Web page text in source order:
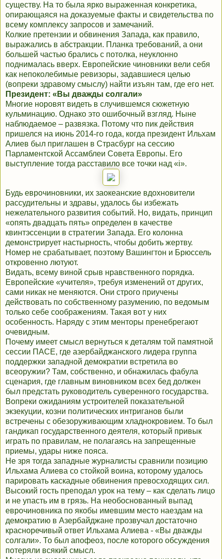
существу. На то была ярко выраженная конкретика,
опирающаяся на доказуемые факты и свидетельства по
всему комплексу запросов и замечаний.
Колкие претензии и обвинения Запада, как правило,
выражались в абстракции. Планка требований, а они
большей частью брались с потолка, неуклонно
поднималась вверх. Европейские чиновники вели себя
как непоколебимые ревизоры, задавшиеся целью
(вопреки здравому смыслу) найти изъян там, где его нет.
Президент: «Вы дважды солгали»
Многие норовят видеть в случившемся сюжетную
кульминацию. Однако это ошибочный взгляд. Ныне
наблюдаемое – развязка. Потому что пик действия
пришелся на июнь 2014-го года, когда президент Ильхам
Алиев был приглашен в Страсбург на сессию
Парламентской Ассамблеи Совета Европы. Его
выступление тогда расставило все точки над «i».
Будь еврочиновники, их заокеанские вдохновители
рассудительны и здравы, удалось бы избежать
нежелательного развития событий. Но, видать, принцип
«опять двадцать пять» определен в качестве
квинтэссенции в стратегии Запада. Его колонна
демонстрирует настырность, чтобы добить жертву.
Номер не срабатывает, поэтому Вашингтон и Брюссель
откровенно лютуют.
Видать, всему виной срыв нравственного порядка.
Европейские «учителя», требуя изменений от других,
сами никак не меняются. Они строго приучены
действовать по собственному разумению, по ведомым
только себе соображениям. Такая вот у них
особенность. Наряду с этим менторы пренебрегают
очевидным.
Почему имеет смысл вернуться к деталям той памятной
сессии ПАСЕ, где азербайджанского лидера группа
поддержки западной демократии встретила во
всеоружии? Там, собственно, и обнажилась фабула
сценария, где главным виновником всех бед должен
был предстать руководитель суверенного государства.
Вопреки ожиданиям устроителей показательной
экзекуции, козни политических интриганов были
встречены с обезоруживающим хладнокровием. То был
гандикап государственного деятеля, который привык
играть по правилам, не полагаясь на запрещенные
приемы, удары ниже пояса.
Не зря тогда западные журналисты сравнили позицию
Ильхама Алиева со стойкой воина, которому удалось
парировать каскадные обвинения превосходящих сил.
Высокий гость преподал урок на тему – как сделать лицо
и не упасть им в грязь. На необоснованный выпад
еврочиновника по якобы имевшим место наездам на
демократию в Азербайджане прозвучал достаточно
красноречивый ответ Ильхама Алиева - «Вы дважды
солгали». То был апофеоз, после которого обсуждения
потеряли всякий смысл.